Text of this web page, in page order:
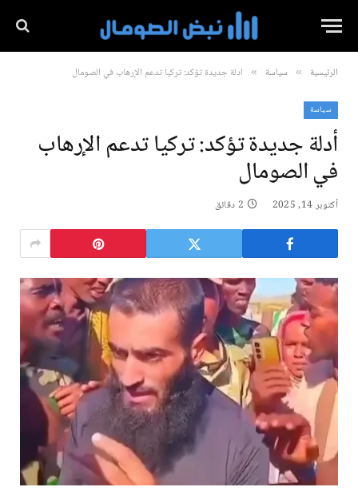
الرئيسية » سياسة » أدلة جديدة تؤكد: تركيا تدعم الإرهاب في الصومال
سياسة
أدلة جديدة تؤكد: تركيا تدعم الإرهاب
في الصومال
أكتوبر 14, 2025 2 دقائق